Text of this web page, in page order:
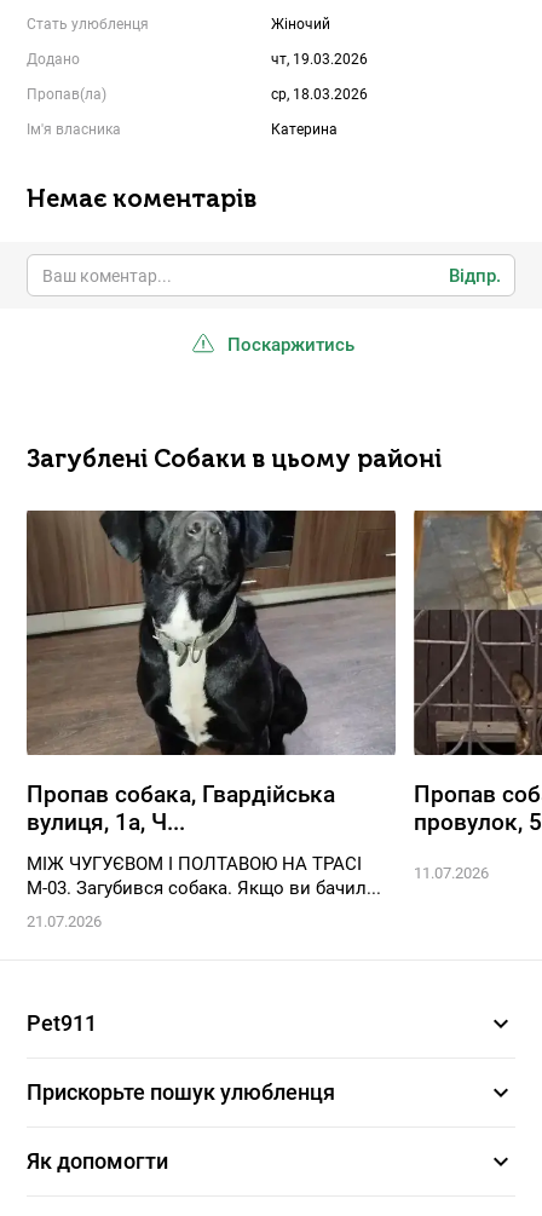
Стать улюбленця Жіночий
Додано чт, 19.03.2026
Пропав(ла) ср, 18.03.2026
Ім'я власника Катерина
Немає коментарів
Відпр.
Поскаржитись
Загублені Собаки в цьому районі
Пропав собака, Гвардійська
вулиця, 1а, Ч...
МІЖ ЧУГУЄВОМ І ПОЛТАВОЮ НА ТРАСІ
М-03. Загубився собака. Якщо ви бачил...
21.07.2026
Пропав
провулок,
11.07.2026
Pet911 expand_more
Прискорьте пошук улюбленця expand_more
Як допомогти expand_more